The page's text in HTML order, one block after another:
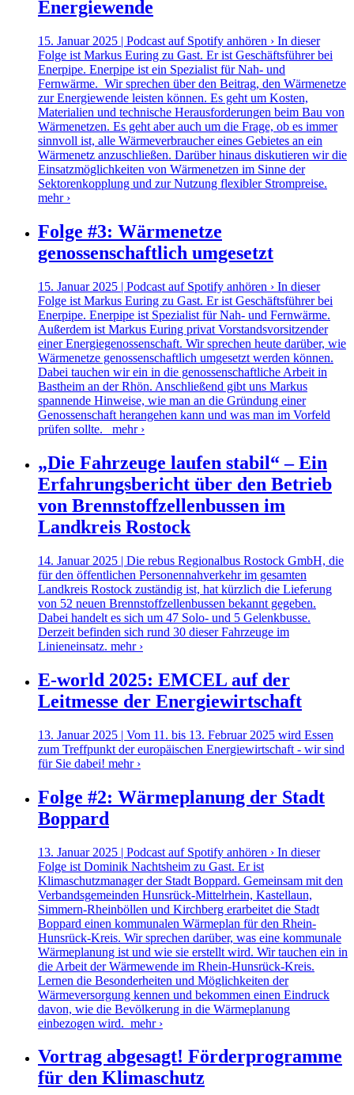
Energiewende
15. Januar 2025 | Podcast auf Spotify anhören › In dieser
Folge ist Markus Euring zu Gast. Er ist Geschäftsführer bei
Enerpipe. Enerpipe ist ein Spezialist für Nah- und
Fernwärme. Wir sprechen über den Beitrag, den Wärmenetze
zur Energiewende leisten können. Es geht um Kosten,
Materialien und technische Herausforderungen beim Bau von
Wärmenetzen. Es geht aber auch um die Frage, ob es immer
sinnvoll ist, alle Wärmeverbraucher eines Gebietes an ein
Wärmenetz anzuschließen. Darüber hinaus diskutieren wir die
Einsatzmöglichkeiten von Wärmenetzen im Sinne der
Sektorenkopplung und zur Nutzung flexibler Strompreise.
mehr ›
Folge #3: Wärmenetze
genossenschaftlich umgesetzt
15. Januar 2025 | Podcast auf Spotify anhören › In dieser
Folge ist Markus Euring zu Gast. Er ist Geschäftsführer bei
Enerpipe. Enerpipe ist Spezialist für Nah- und Fernwärme.
Außerdem ist Markus Euring privat Vorstandsvorsitzender
einer Energiegenossenschaft. Wir sprechen heute darüber, wie
Wärmenetze genossenschaftlich umgesetzt werden können.
Dabei tauchen wir ein in die genossenschaftliche Arbeit in
Bastheim an der Rhön. Anschließend gibt uns Markus
spannende Hinweise, wie man an die Gründung einer
Genossenschaft herangehen kann und was man im Vorfeld
prüfen sollte. mehr ›
„Die Fahrzeuge laufen stabil“ – Ein
Erfahrungsbericht über den Betrieb
von Brennstoffzellenbussen im
Landkreis Rostock
14. Januar 2025 | Die rebus Regionalbus Rostock GmbH, die
für den öffentlichen Personennahverkehr im gesamten
Landkreis Rostock zuständig ist, hat kürzlich die Lieferung
von 52 neuen Brennstoffzellenbussen bekannt gegeben.
Dabei handelt es sich um 47 Solo- und 5 Gelenkbusse.
Derzeit befinden sich rund 30 dieser Fahrzeuge im
Linieneinsatz. mehr ›
E-world 2025: EMCEL auf der
Leitmesse der Energiewirtschaft
13. Januar 2025 | Vom 11. bis 13. Februar 2025 wird Essen
zum Treffpunkt der europäischen Energiewirtschaft - wir sind
für Sie dabei! mehr ›
Folge #2: Wärmeplanung der Stadt
Boppard
13. Januar 2025 | Podcast auf Spotify anhören › In dieser
Folge ist Dominik Nachtsheim zu Gast. Er ist
Klimaschutzmanager der Stadt Boppard. Gemeinsam mit den
Verbandsgemeinden Hunsrück-Mittelrhein, Kastellaun,
Simmern-Rheinböllen und Kirchberg erarbeitet die Stadt
Boppard einen kommunalen Wärmeplan für den Rhein-
Hunsrück-Kreis. Wir sprechen darüber, was eine kommunale
Wärmeplanung ist und wie sie erstellt wird. Wir tauchen ein in
die Arbeit der Wärmewende im Rhein-Hunsrück-Kreis.
Lernen die Besonderheiten und Möglichkeiten der
Wärmeversorgung kennen und bekommen einen Eindruck
davon, wie die Bevölkerung in die Wärmeplanung
einbezogen wird. mehr ›
Vortrag abgesagt! Förderprogramme
für den Klimaschutz